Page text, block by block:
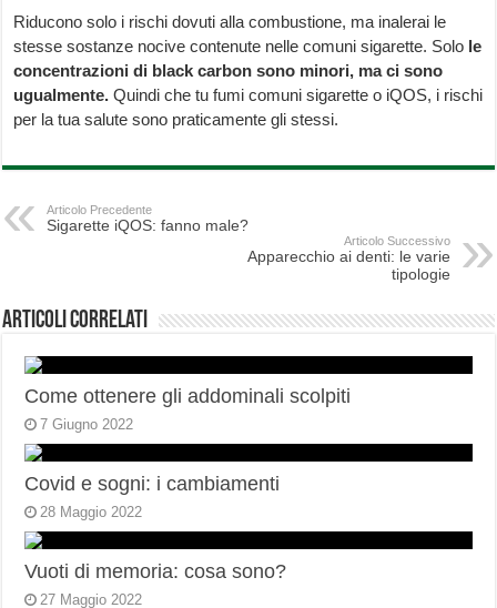
Riducono solo i rischi dovuti alla combustione, ma inalerai le
stesse sostanze nocive contenute nelle comuni sigarette. Solo le
concentrazioni di black carbon sono minori, ma ci sono
ugualmente.Quindi che tu fumi comuni sigarette o iQOS, i rischi
per la tua salute sono praticamente gli stessi.
Articolo Precedente
Sigarette iQOS: fanno male?
Articolo Successivo
Apparecchio ai denti: le varie
tipologie
Articoli correlati
Come ottenere gli addominali scolpiti
7 Giugno 2022
Covid e sogni: i cambiamenti
28 Maggio 2022
Vuoti di memoria: cosa sono?
27 Maggio 2022